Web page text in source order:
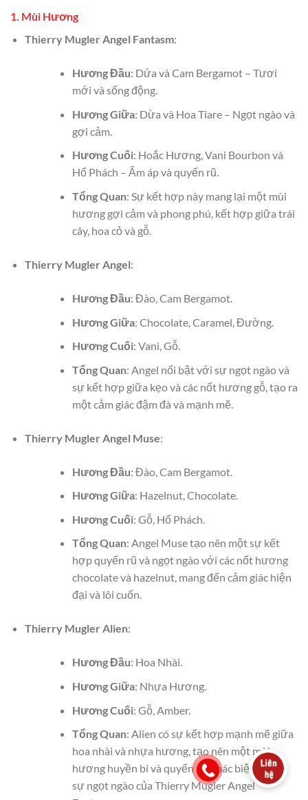
1. Mùi Hương
Thierry Mugler Angel Fantasm:
Hương Đầu: Dứa và Cam Bergamot – Tươi
mới và sống động.
Hương Giữa: Dừa và Hoa Tiare – Ngọt ngào và
gợi cảm.
Hương Cuối: Hoắc Hương, Vani Bourbon và
Hổ Phách – Ấm áp và quyến rũ.
Tổng Quan: Sự kết hợp này mang lại một mùi
hương gợi cảm và phong phú, kết hợp giữa trái
cây, hoa cỏ và gỗ.
Thierry Mugler Angel:
Hương Đầu: Đào, Cam Bergamot.
Hương Giữa: Chocolate, Caramel, Đường.
Hương Cuối: Vani, Gỗ.
Tổng Quan: Angel nổi bật với sự ngọt ngào và
sự kết hợp giữa kẹo và các nốt hương gỗ, tạo ra
một cảm giác đậm đà và mạnh mẽ.
Thierry Mugler Angel Muse:
Hương Đầu: Đào, Cam Bergamot.
Hương Giữa: Hazelnut, Chocolate.
Hương Cuối: Gỗ, Hổ Phách.
Tổng Quan: Angel Muse tạo nên một sự kết
hợp quyến rũ và ngọt ngào với các nốt hương
chocolate và hazelnut, mang đến cảm giác hiện
đại và lôi cuốn.
Thierry Mugler Alien:
Hương Đầu: Hoa Nhài.
Hương Giữa: Nhựa Hương.
Hương Cuối: Gỗ, Amber.
Tổng Quan: Alien có sự kết hợp mạnh mẽ giữa
hoa nhài và nhựa hương, tạo nên một mùi
hương huyền bí và quyến rũ, khác biệt so với
sự ngọt ngào của Thierry Mugler Angel